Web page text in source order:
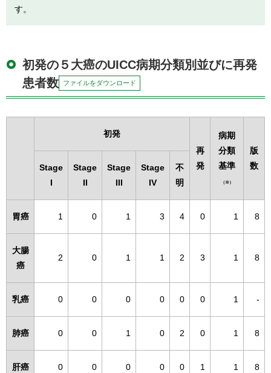
す。
初発の５大癌のUICC病期分類別並びに再発
患者数
ファイルをダウンロード
初発
再
発
病期
分類
基準
（※）
版
数
Stage
I
Stage
II
Stage
III
Stage
IV
不
明
胃癌 1 0 1 3 4 0 1 8
大腸
癌
2 0 1 1 2 3 1 8
乳癌 0 0 0 0 0 0 1 -
肺癌 0 0 1 0 2 0 1 8
肝癌 0 0 0 0 0 1 1 8